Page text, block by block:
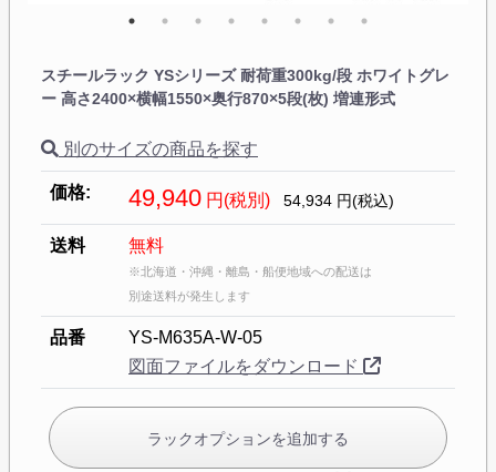
スチールラック YSシリーズ 耐荷重300kg/段 ホワイトグレ
ー 高さ2400×横幅1550×奥行870×5段(枚) 増連形式
別のサイズの商品を探す
価格: 49,940 円(税別) 54,934 円(税込)
送料 無料
※北海道・沖縄・離島・船便地域への配送は
別途送料が発生します
品番
YS-M635A-W-05
図面ファイルをダウンロード
ラックオプションを追加する